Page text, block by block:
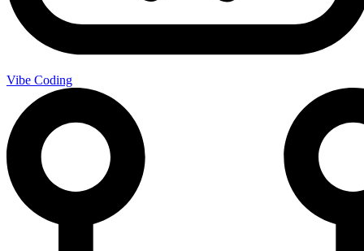
Vibe Coding